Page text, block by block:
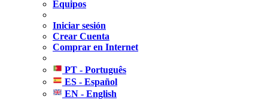
Equipos
Iniciar sesión
Crear Cuenta
Comprar en Internet
PT - Português
ES - Español
EN - English